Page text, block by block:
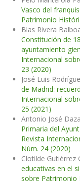
Vasco del
Patrimonio
Blas Rivera
Constitución de
ayuntamiento
Internacional
23 (2020)
José Luis
de Madrid:
Internacional
25 (2021)
Antonio José
Primaria del
Revista
Núm. 24 (2020)
Clotilde Gutiérrez
educativas en el
sobre Patrimonio